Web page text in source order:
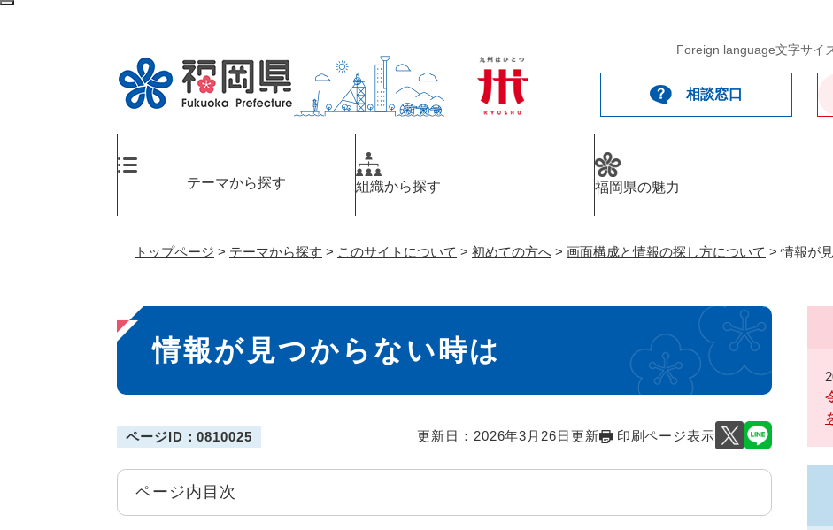
ペ
Foreign language文字サイ
相談窓口
テーマから探す 組織から探す 福岡県の魅力
トップページ > テーマから探す > このサイトについて > 初めての方へ > 画面構成と情報の探し方について >情報が
本
文
情報が見つからない時は
ページID：0810025 更新日：2026年3月26日更新 印刷ページ表示
ページ内目次